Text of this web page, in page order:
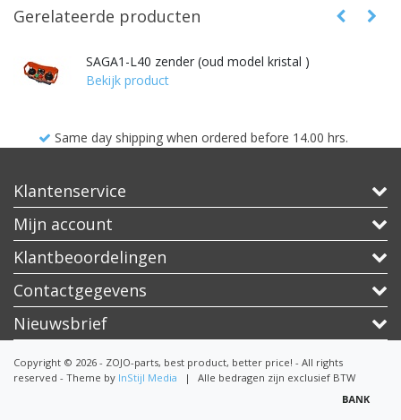
Gerelateerde producten
SAGA1-L40 zender (oud model kristal )
Bekijk product
ordered before 14.00 hrs. All
Klantenservice
Mijn account
Klantbeoordelingen
Contactgegevens
Nieuwsbrief
Copyright © 2026 - ZOJO-parts, best product, better price! - All rights
reserved - Theme by InStijl Media | Alle bedragen zijn exclusief BTW